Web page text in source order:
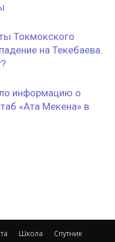
Токмокского
на Текебаева.
информацию о
«Ата Мекена» в
Школа
Спутник